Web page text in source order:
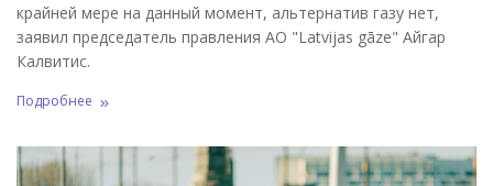
крайней мере на данный момент, альтернатив газу нет,
заявил председатель правления АО "Latvijas gāze" Айгар
Калвитис.
Подробнее